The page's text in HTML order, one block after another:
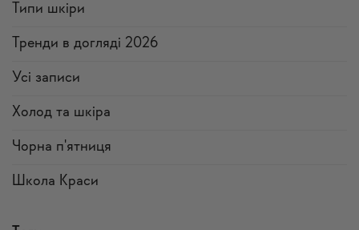
Типи шкіри
Тренди в догляді 2026
Усi записи
Холод та шкіра
Чорна п'ятниця
Школа Краси